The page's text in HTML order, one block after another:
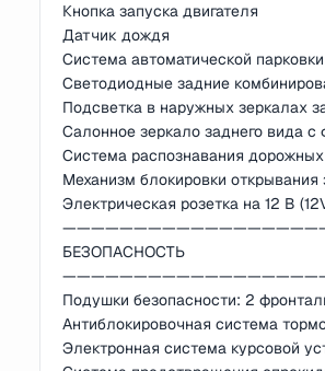
Кнопка запуска двигателя
Датчик дождя
Система автоматической
Светодиодные задние
Подсветка в наружных зеркалах
Салонное зеркало заднего вида с
Система распознавания
Механизм блокировки
Электрическая розетка на 12 В
БЕЗОПАСНОСТЬ
Подушки безопасности: 2
Антиблокировочная система
Электронная система курсовой